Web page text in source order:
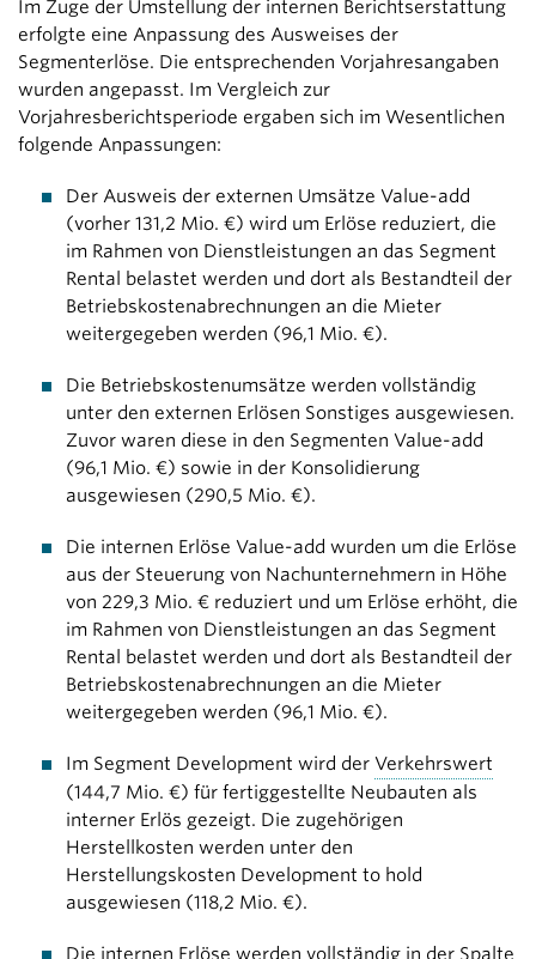
Im Zuge der Umstellung der internen Berichtserstattung
erfolgte eine Anpassung des Ausweises der
Segmenterlöse. Die entsprechenden Vorjahresangaben
wurden angepasst. Im Vergleich zur
Vorjahresberichtsperiode ergaben sich im Wesentlichen
folgende Anpassungen:
Der Ausweis der externen Umsätze Value-add
(vorher 131,2 Mio. €) wird um Erlöse reduziert, die
im Rahmen von Dienstleistungen an das Segment
Rental belastet werden und dort als Bestandteil der
Betriebskostenabrechnungen an die Mieter
weitergegeben werden (96,1 Mio. €).
Die Betriebskostenumsätze werden vollständig
unter den externen Erlösen Sonstiges ausgewiesen.
Zuvor waren diese in den Segmenten Value-add
(96,1 Mio. €) sowie in der Konsolidierung
ausgewiesen (290,5 Mio. €).
Die internen Erlöse Value-add wurden um die Erlöse
aus der Steuerung von Nachunternehmern in Höhe
von 229,3 Mio. € reduziert und um Erlöse erhöht, die
im Rahmen von Dienstleistungen an das Segment
Rental belastet werden und dort als Bestandteil der
Betriebskostenabrechnungen an die Mieter
weitergegeben werden (96,1 Mio. €).
Im Segment Development wird der Verkehrswert
(144,7 Mio. €) für fertiggestellte Neubauten als
interner Erlös gezeigt. Die zugehörigen
Herstellkosten werden unter den
Herstellungskosten Development to hold
ausgewiesen (118,2 Mio. €).
Die internen Erlöse werden vollständig in der Spalte